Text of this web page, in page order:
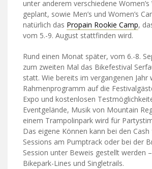
unter anderem verschiedene
geplant, sowie Men’s und Women’s
natürlich das Propain Rookie Camp,
vom 5.-9. August stattfinden wird.
Rund einen Monat später, vom 6.-8.
zum zweiten Mal das Bikefestival
statt. Wie bereits im vergangenen Jahr
Rahmenprogramm auf die
Expo und kostenlosen
Eventgelände, Musik von Mountain
einem Trampolinpark wird für
Das eigene Können kann bei den
Sessions am Pumptrack oder bei der
Session unter Beweis gestellt werden
Bikepark-Lines und Singletrails.